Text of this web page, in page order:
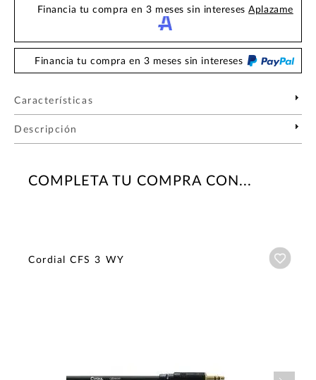
Financia tu compra en 3 meses sin interesesAplazame
Financia tu compra en 3 meses sin intereses
Características
Descripción
COMPLETA TU COMPRA CON...
Cordial CFS 3 WY